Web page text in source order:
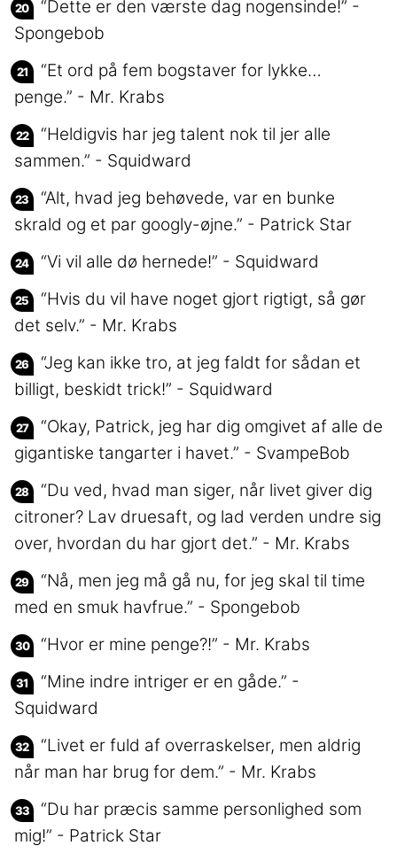
“Dette er den værste dag nogensinde!” -
Spongebob
“Et ord på fem bogstaver for lykke…
penge.” - Mr. Krabs
“Heldigvis har jeg talent nok til jer alle
sammen.” - Squidward
“Alt, hvad jeg behøvede, var en bunke
skrald og et par googly-øjne.” - Patrick Star
“Vi vil alle dø hernede!” - Squidward
“Hvis du vil have noget gjort rigtigt, så gør
det selv.” - Mr. Krabs
“Jeg kan ikke tro, at jeg faldt for sådan et
billigt, beskidt trick!” - Squidward
“Okay, Patrick, jeg har dig omgivet af alle de
gigantiske tangarter i havet.” - SvampeBob
“Du ved, hvad man siger, når livet giver dig
citroner? Lav druesaft, og lad verden undre sig
over, hvordan du har gjort det.” - Mr. Krabs
“Nå, men jeg må gå nu, for jeg skal til time
med en smuk havfrue.” - Spongebob
“Hvor er mine penge?!” - Mr. Krabs
“Mine indre intriger er en gåde.” -
Squidward
“Livet er fuld af overraskelser, men aldrig
når man har brug for dem.” - Mr. Krabs
“Du har præcis samme personlighed som
mig!” - Patrick Star